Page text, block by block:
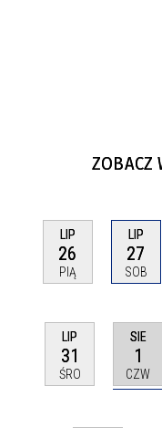
ZOBACZ
LIP
26
PIĄ
LIP
27
SOB
LIP
31
ŚRO
SIE
1
CZW